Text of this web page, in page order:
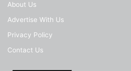
About Us
Advertise With Us
Privacy Policy
Contact Us